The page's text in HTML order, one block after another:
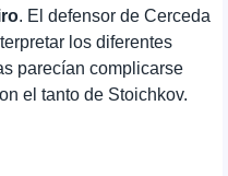
. El defensor de Cerceda
los diferentes
parecían complicarse
el tanto de Stoichkov.